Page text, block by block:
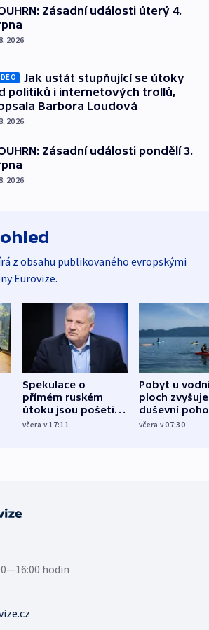
Zásadní události úterý 4.
2026
Jak ustát stupňující se útoky
politiků i internetových trollů,
Barbora Loudová
2026
Zásadní události pondělí 3.
2026
z obsahu publikovaného evropskými
Eurovize.
Spekulace o
přímém ruském
útoku jsou pošetilé,
míní estonský
včera v 17:11
Pobyt u
ploch zvyšuje
duševní
ukázala
včera v 07:30
hodin